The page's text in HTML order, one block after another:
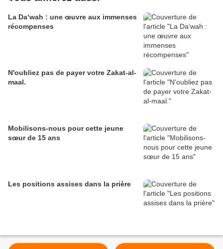
La Da‘wah : une œuvre aux immenses
récompenses
N'oubliez pas de payer votre Zakat-al-
maal.
Mobilisons-nous pour cette jeune
sœur de 15 ans
Les positions assises dans la prière